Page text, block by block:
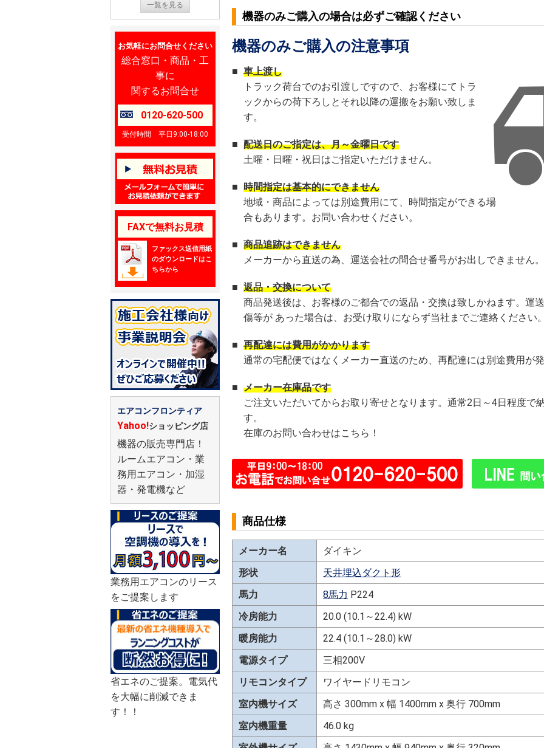
一覧を見る
お気軽にお問合せください
総合窓口・商品・工
事に
関するお問合せ
0120-620-500
受付時間 平日9:00-18:00
FAXで無料お見積
ファックス送信用紙
のダウンロードはこ
ちらから
エアコンフロンティア
Yahoo!ショッピング店
機器の販売専門店！
ルームエアコン・業
務用エアコン・加湿
器・発電機など
業務用エアコンのリース
をご提案します
省エネのご提案。電気代
を大幅に削減できま
す！！
機器のみご購入の場合は必ずご確認ください
機器のみご購入の注意事項
■ 車上渡し
トラック荷台でのお引渡しですので、お客様にてトラ
ックからの荷下ろしとそれ以降の運搬をお願い致しま
す。
■ 配送日のご指定は、月～金曜日です
土曜・日曜・祝日はご指定いただけません。
■ 時間指定は基本的にできません
地域・商品によっては別途費用にて、時間指定ができる場
合もあります。お問い合わせください。
■ 商品追跡はできません
メーカーから直送の為、運送会社の問合せ番号がお出しできません
■ 返品・交換について
商品発送後は、お客様のご都合での返品・交換は致しかねます。運
傷等が あった場合は、お受け取りにならず当社までご連絡ください
■ 再配達には費用がかかります
通常の宅配便ではなくメーカー直送のため、再配達には別途費用が
■ メーカー在庫品です
ご注文いただいてからお取り寄せとなります。通常2日～4日程度で
す。
在庫のお問い合わせはこちら！
商品仕様
メーカー名
ダイキン
形状
天井埋込ダクト形
馬力
8馬力 P224
冷房能力
20.0 (10.1～22.4) kW
暖房能力
22.4 (10.1～28.0) kW
電源タイプ
三相200V
リモコンタイプ
ワイヤードリモコン
室内機サイズ
高さ 300mm x 幅 1400mm x 奥行 700mm
室内機重量
46.0 kg